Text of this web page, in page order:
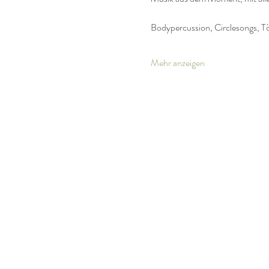
Bodypercussion, Circlesongs,
Mehr anzeigen